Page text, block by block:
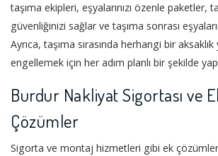
taşıma ekipleri, eşyalarınızı özenle paketler,
güvenliğinizi sağlar ve taşıma sonrası
Ayrıca, taşıma sırasında herhangi bir aksaklık
engellemek için her adım planlı bir şekilde
Burdur Nakliyat Sigortası ve
Çözümler
Sigorta ve montaj hizmetleri gibi ek